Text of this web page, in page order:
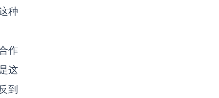
种
作
这
到